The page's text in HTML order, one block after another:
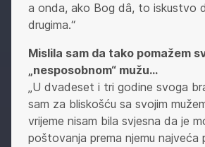
a onda, ako Bog dâ, to iskustvo
drugima.“
Mislila sam da tako pomažem
„nesposobnom“ mužu…
„U dvadeset i tri godine svoga
sam za bliskošću sa svojim
vrijeme nisam bila svjesna da je
poštovanja prema njemu najveća